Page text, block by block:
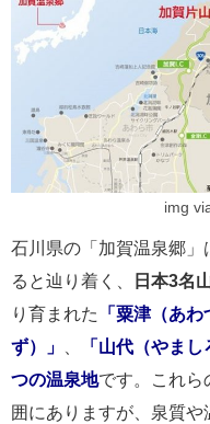
img
石川県の「加賀温泉郷
ると辿り着く、
日本3名
り育まれた
「粟津（あわ
ず）」 、 「山代（やまし
つの温泉地です。これら
囲にありますが、泉質